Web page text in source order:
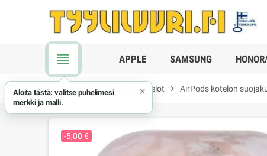
view_headline APPLE SAMSUNG
chevron_right Apple chevron_right AirPods kotelot chevron_right AirPods kotelon
-5,00 €
Aloita tästä: valitse puhelimesi
merkki ja malli.
×